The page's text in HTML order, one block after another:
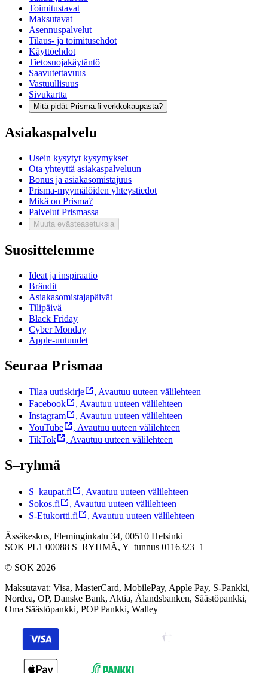
Toimitustavat
Maksutavat
Asennuspalvelut
Tilaus- ja toimitusehdot
Käyttöehdot
Tietosuojakäytäntö
Saavutettavuus
Vastuullisuus
Sivukartta
Mitä pidät Prisma.fi-verkkokaupasta?
Asiakaspalvelu
Usein kysytyt kysymykset
Ota yhteyttä asiakaspalveluun
Bonus ja asiakasomistajuus
Prisma-myymälöiden yhteystiedot
Mikä on Prisma?
Palvelut Prismassa
Muuta evästeasetuksia
Suosittelemme
Ideat ja inspiraatio
Brändit
Asiakasomistajapäivät
Tilipäivä
Black Friday
Cyber Monday
Apple-uutuudet
Seuraa Prismaa
Tilaa uutiskirje , Avautuu uuteen välilehteen
Facebook
, Avautuu uuteen välilehteen
Instagram
, Avautuu uuteen välilehteen
YouTube
, Avautuu uuteen välilehteen
TikTok
, Avautuu uuteen välilehteen
S–ryhmä
S–kaupat.fi , Avautuu uuteen välilehteen
Sokos.fi
, Avautuu uuteen välilehteen
S-Etukortti.fi
, Avautuu uuteen välilehteen
Ässäkeskus, Fleminginkatu 34, 00510 Helsinki
SOK PL1 00088 S–RYHMÄ, Y–tunnus 0116323–1
© SOK 2026
Maksutavat: Visa, MasterCard, MobilePay, Apple Pay, S-Pankki,
Nordea, OP, Danske Bank, Aktia, Ålandsbanken, Säästöpankki,
Oma Säästöpankki, POP Pankki, Walley